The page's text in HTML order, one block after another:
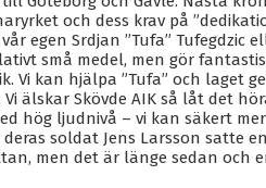
och dess krav på
egen Srdjan ”Tufa” Tufegdzic
små medel, men gör
Vi kan hjälpa ”Tufa” och laget
Vi älskar Skövde AIK så låt det
hög ljudnivå – vi kan säkert
soldat Jens Larsson satte
men det är länge sedan och